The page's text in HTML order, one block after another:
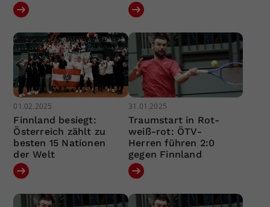
01.02.2025
Finnland besiegt:
Österreich zählt zu
besten 15 Nationen
der Welt
31.01.2025
Traumstart in Rot-
weiß-rot: ÖTV-
Herren führen 2:0
gegen Finnland